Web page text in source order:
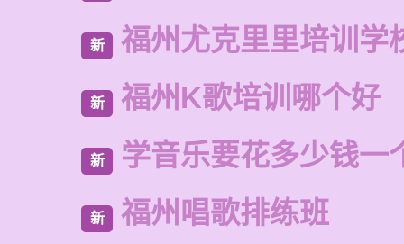
新 福州尤克里里培训学
新 福州K歌培训哪个好
新 学音乐要花多少钱一
新 福州唱歌排练班